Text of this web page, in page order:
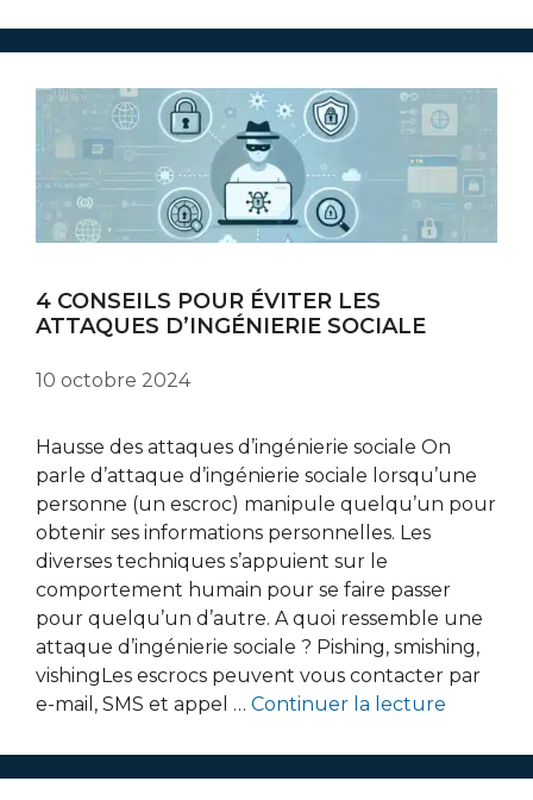
4 CONSEILS POUR ÉVITER LES
ATTAQUES D’INGÉNIERIE SOCIALE
10 octobre 2024
Hausse des attaques d’ingénierie sociale On
parle d’attaque d’ingénierie sociale lorsqu’une
personne (un escroc) manipule quelqu’un pour
obtenir ses informations personnelles. Les
diverses techniques s’appuient sur le
comportement humain pour se faire passer
pour quelqu’un d’autre. A quoi ressemble une
attaque d’ingénierie sociale ? Pishing, smishing,
vishingLes escrocs peuvent vous contacter par
e-mail, SMS et appel … Continuer la lecture